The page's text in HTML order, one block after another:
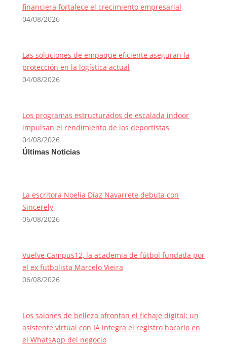
financiera fortalece el crecimiento empresarial
04/08/2026
Las soluciones de empaque eficiente aseguran la
protección en la logística actual
04/08/2026
Los programas estructurados de escalada indoor
impulsan el rendimiento de los deportistas
04/08/2026
Últimas Noticias
La escritora Noelia Díaz Navarrete debuta con
Sincerely
06/08/2026
Vuelve Campus12, la academia de fútbol fundada por
el ex futbolista Marcelo Vieira
06/08/2026
Los salones de belleza afrontan el fichaje digital: un
asistente virtual con IA integra el registro horario en
el WhatsApp del negocio